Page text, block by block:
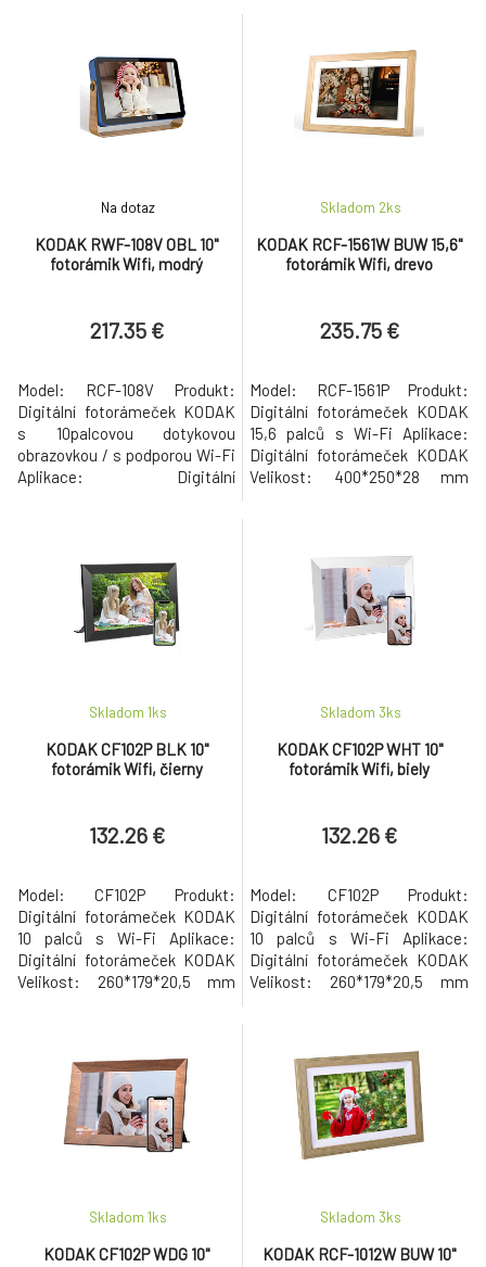
obrazovka + 1 tlačítko
zapnutí/vypnutí Rozlišení:
1920*1080 16:9 Velikost
displeje: 15,6 palců, IPS
obrazovka + 1 tlačítko
zapnutí/vypnutí Rozlišení:
1280*800 16:10 Velikost
displeje: 10 palců, IPS
KODAK RWF-108V OBL 10"
fotorámik Wifi, modrý
Na dotaz
217.35 €
Model: RCF-108V Produkt:
Digitální fotorámeček KODAK
s 10palcovou dotykovou
obrazovkou / s podporou Wi-Fi
Aplikace: Digitální
Čtyřjádrový Paměť DDR: 1 GB
Flash paměť: 32 GB Dotyková
obrazovka + 1 tlačítko
zapnutí/vypnutí/hlasitost -/+
Rozlišení: 800*1280 16:10
KODAK RCF-1561W BUW 15,6"
fotorámik Wifi, drevo
Skladom 2ks
235.75 €
Model: RCF-1561P Produkt:
Digitální fotorámeček KODAK
15,6 palců s Wi-Fi Aplikace:
Digitální fotorámeček KODAK
Velikost: 400*250*28 mm
obrazovka + 1 tlačítko
zapnutí/vypnutí Rozlišení:
1920*1080 16:9 Velikost
displeje: 15,6 palců, IPS
Reproduktor: 8?1W*2 Po
KODAK CF102P BLK 10"
fotorámik Wifi, čierny
Skladom 1ks
132.26 €
Model: CF102P Produkt:
Digitální fotorámeček KODAK
10 palců s Wi-Fi Aplikace:
Digitální fotorámeček KODAK
Velikost: 260*179*20,5 mm
paměť: 32 GB Dotyková
obrazovka + 1 tlačítko
zapnutí/vypnutí Rozlišení:
800*1280 16:10 Velikost
displeje: 10 palců, IPS
KODAK CF102P WHT 10"
fotorámik Wifi, biely
Skladom 3ks
132.26 €
Model: CF102P Produkt:
Digitální fotorámeček KODAK
10 palců s Wi-Fi Aplikace:
Digitální fotorámeček KODAK
Velikost: 260*179*20,5 mm
GHz Paměť DDR: 1 GB Flash
paměť: 32 GB Dotyková
obrazovka + 1 tlačítko
zapnutí/vypnutí Rozlišení:
800*1280 16:10 Velikost
displeje: 10 palců, IPS
KODAK CF102P WDG 10"
Skladom 1ks
KODAK RCF-1012W BUW 10"
Skladom 3ks